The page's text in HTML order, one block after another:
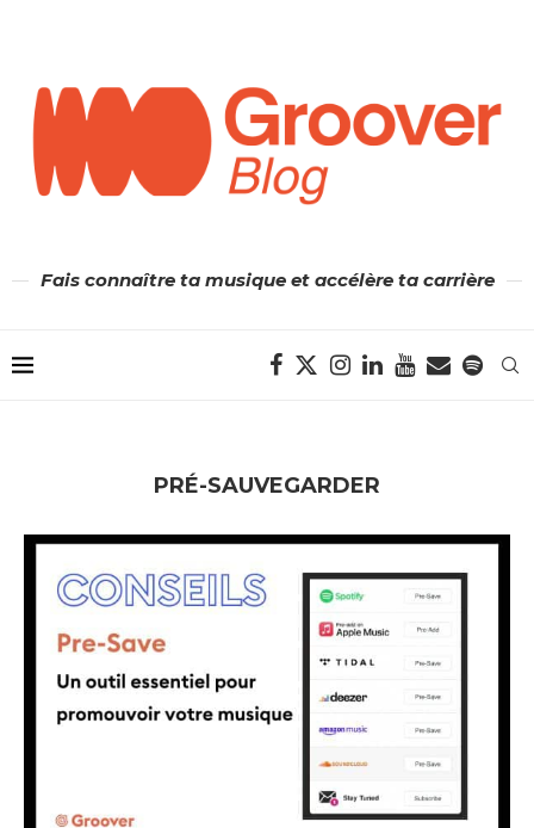
Fais connaître ta musique et accélère ta carrière
PRÉ-SAUVEGARDER